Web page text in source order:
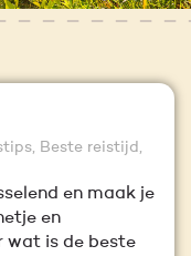
Beste reistijd,
en maak je
en
wat is de beste